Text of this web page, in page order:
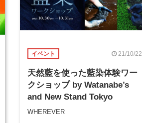
イベント 21/10/22
天然藍を使った藍染体験ワー
クショップ by Watanabe’s
and New Stand Tokyo
WHEREVER